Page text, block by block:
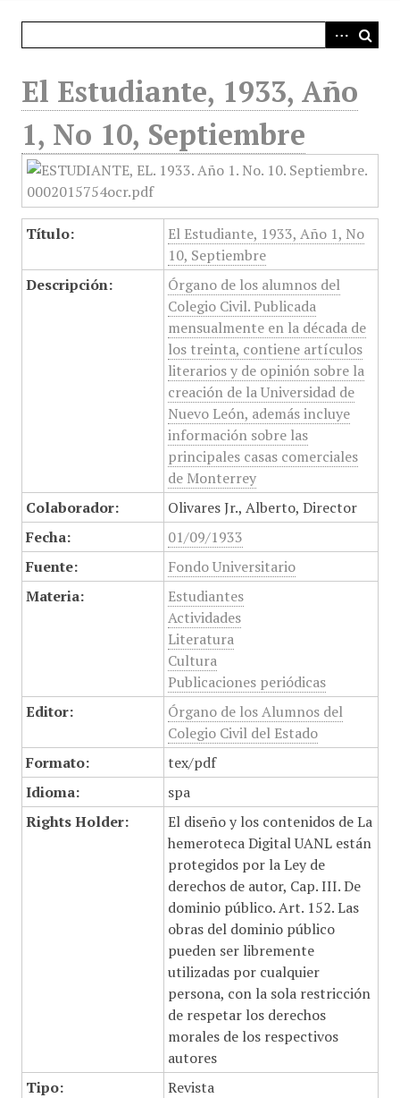
El Estudiante, 1933, Año
1, No 10, Septiembre
Título:
El Estudiante, 1933, Año 1, No
10, Septiembre
Descripción:
Órgano de los alumnos del
Colegio Civil. Publicada
mensualmente en la década de
los treinta, contiene artículos
literarios y de opinión sobre la
creación de la Universidad de
Nuevo León, además incluye
información sobre las
principales casas comerciales
de Monterrey
Colaborador:
Olivares Jr., Alberto, Director
Fecha:
01/09/1933
Fuente:
Fondo Universitario
Materia:
Estudiantes
Actividades
Literatura
Cultura
Publicaciones periódicas
Editor:
Órgano de los Alumnos del
Colegio Civil del Estado
Formato:
tex/pdf
Idioma:
spa
Rights Holder:
El diseño y los contenidos de La
hemeroteca Digital UANL están
protegidos por la Ley de
derechos de autor, Cap. III. De
dominio público. Art. 152. Las
obras del dominio público
pueden ser libremente
utilizadas por cualquier
persona, con la sola restricción
de respetar los derechos
morales de los respectivos
autores
Tipo:
Revista